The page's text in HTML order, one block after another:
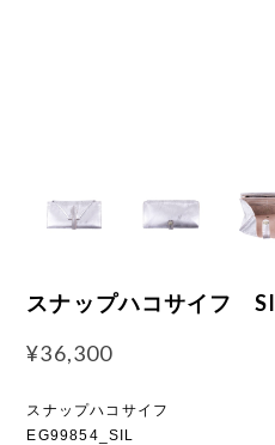
スナップハコサイフ
¥36,300
スナップハコサイフ
EG99854_SIL